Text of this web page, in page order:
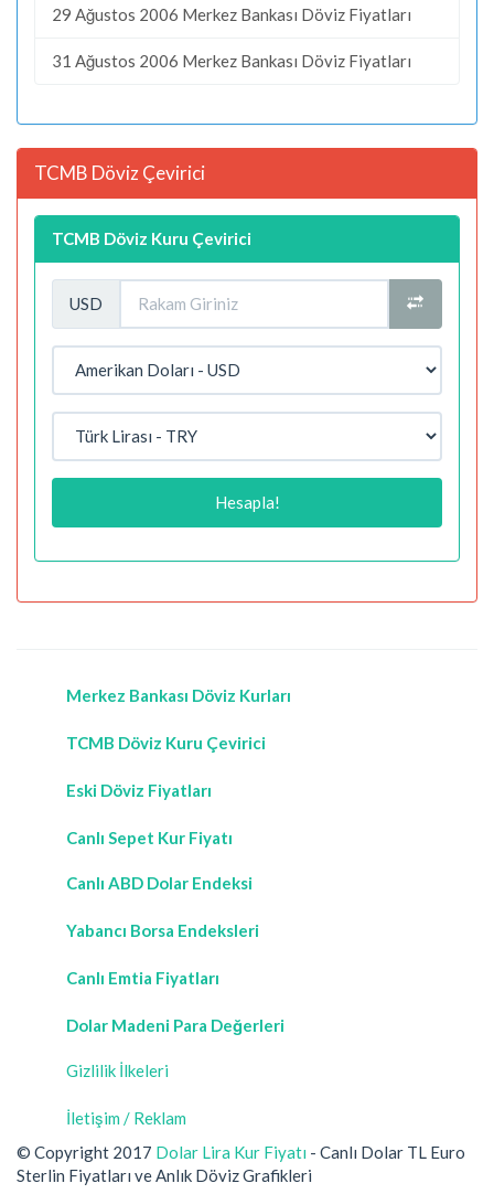
29 Ağustos 2006 Merkez Bankası Döviz Fiyatları
31 Ağustos 2006 Merkez Bankası Döviz Fiyatları
TCMB Döviz Çevirici
TCMB Döviz Kuru Çevirici
USD
Hesapla!
Merkez Bankası Döviz Kurları
TCMB Döviz Kuru Çevirici
Eski Döviz Fiyatları
Canlı Sepet Kur Fiyatı
Canlı ABD Dolar Endeksi
Yabancı Borsa Endeksleri
Canlı Emtia Fiyatları
Dolar Madeni Para Değerleri
Gizlilik İlkeleri
İletişim / Reklam
© Copyright 2017 Dolar Lira Kur Fiyatı - Canlı Dolar TL Euro
Sterlin Fiyatları ve Anlık Döviz Grafikleri